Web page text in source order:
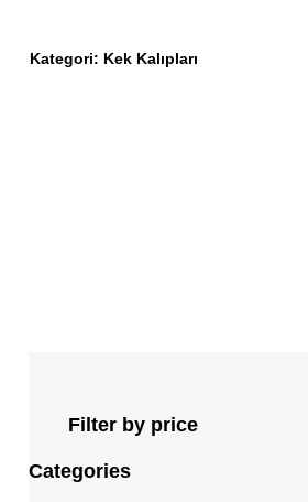
Kategori: Kek Kalıpları
Filter by price
Categories